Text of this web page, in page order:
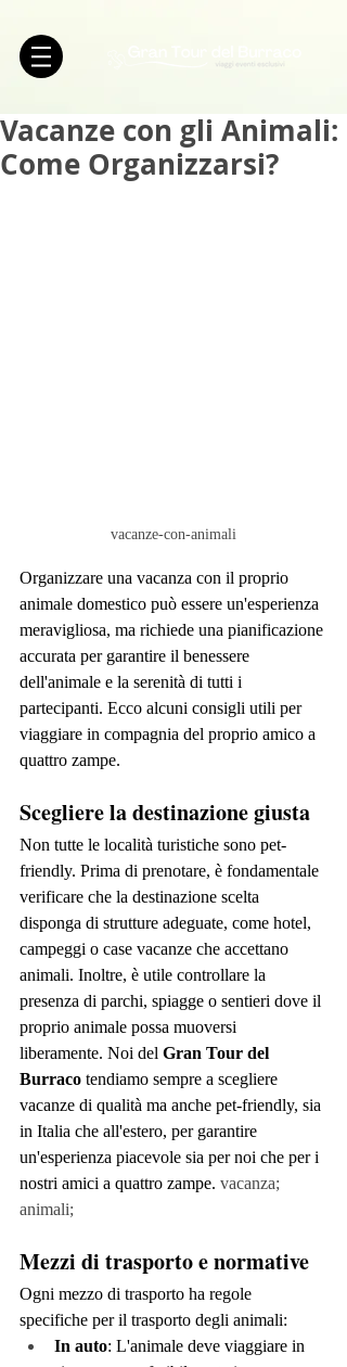
Vacanze con gli Animali:
Come Organizzarsi?
vacanze-con-animali
Organizzare una vacanza con il proprio
animale domestico può essere un'esperienza
meravigliosa, ma richiede una pianificazione
accurata per garantire il benessere
dell'animale e la serenità di tutti i
partecipanti. Ecco alcuni consigli utili per
viaggiare in compagnia del proprio amico a
quattro zampe.
Scegliere la destinazione giusta
Non tutte le località turistiche sono pet-
friendly. Prima di prenotare, è fondamentale
verificare che la destinazione scelta
disponga di strutture adeguate, come hotel,
campeggi o case vacanze che accettano
animali. Inoltre, è utile controllare la
presenza di parchi, spiagge o sentieri dove il
proprio animale possa muoversi
liberamente. Noi del Gran Tour del
Burraco tendiamo sempre a scegliere
vacanze di qualità ma anche pet-friendly, sia
in Italia che all'estero, per garantire
un'esperienza piacevole sia per noi che per i
nostri amici a quattro zampe. vacanza;
animali;
Mezzi di trasporto e normative
Ogni mezzo di trasporto ha regole
specifiche per il trasporto degli animali:
In auto: L'animale deve viaggiare in